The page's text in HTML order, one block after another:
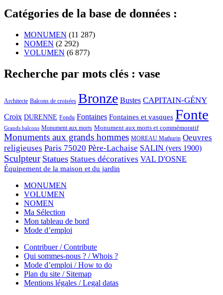
Catégories de la base de données :
MONUMEN (11 287)
NOMEN (2 292)
VOLUMEN (6 877)
Recherche par mots clés : vase
Architecte Balcons de croisées Bronze Bustes CAPITAIN-GÉNY
Croix DURENNE Fondu Fontaines Fontaines et vasques Fonte
Grands balcons Monument aux morts Monument aux morts et commémoratif
Monuments aux grands hommes MOREAU Mathurin Oeuvres
religieuses Paris 75020 Père-Lachaise SALIN (vers 1900)
Sculpteur Statues Statues décoratives VAL D'OSNE
Équipement de la maison et du jardin
MONUMEN
VOLUMEN
NOMEN
Ma Sélection
Mon tableau de bord
Mode d’emploi
Contribuer / Contribute
Qui sommes-nous ? / Whois ?
Mode d’emploi / How to do
Plan du site / Sitemap
Mentions légales / Legal datas